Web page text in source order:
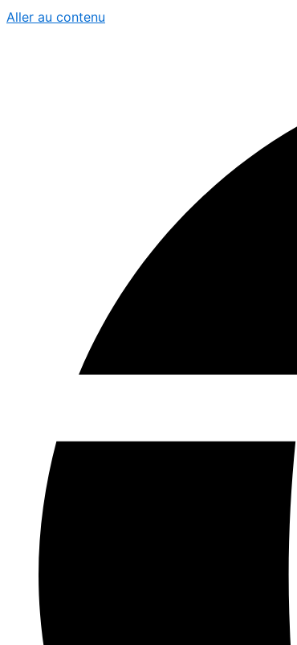
Aller au contenu